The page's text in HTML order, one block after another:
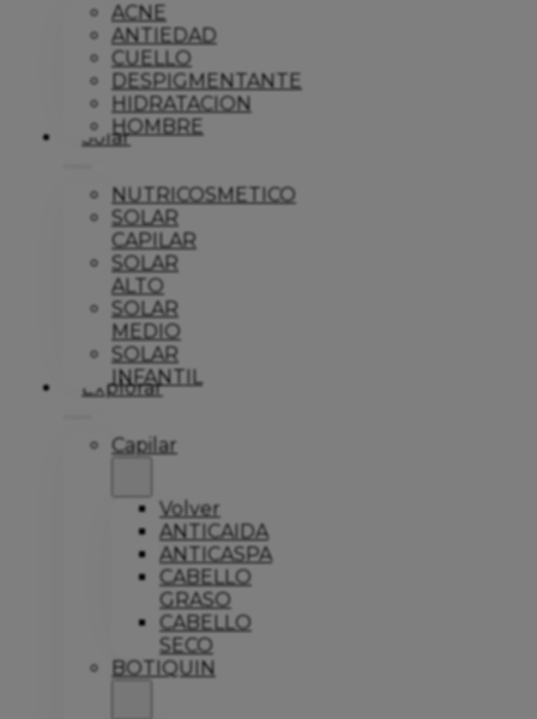
ACNE
ANTIEDAD
CUELLO
DESPIGMENTANTE
HIDRATACION
HOMBRE
Solar
NUTRICOSMETICO
SOLAR
CAPILAR
SOLAR
ALTO
SOLAR
MEDIO
SOLAR
INFANTIL
Explorar
Capilar
Volver
ANTICAIDA
ANTICASPA
CABELLO
GRASO
CABELLO
SECO
BOTIQUIN